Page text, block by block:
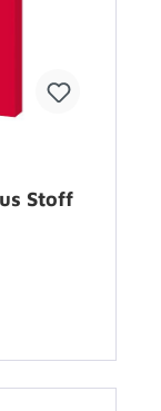
Stoff